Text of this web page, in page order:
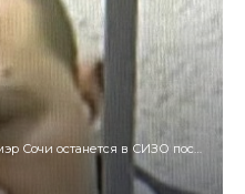
останется в СИЗО после отклонения судом апелляции